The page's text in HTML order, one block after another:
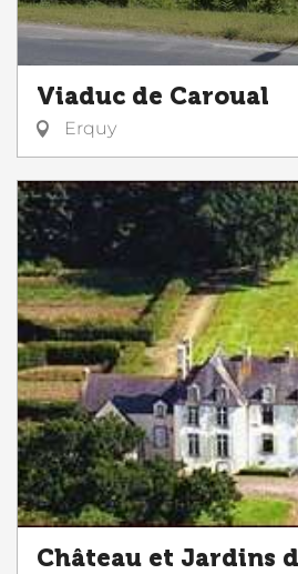
Viaduc de Caroual
Erquy
Château et Jardins